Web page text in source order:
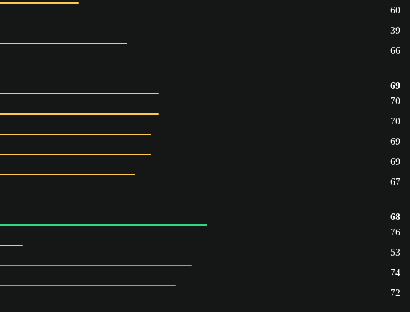
60
39
66
69
70
70
69
69
67
68
76
53
74
72